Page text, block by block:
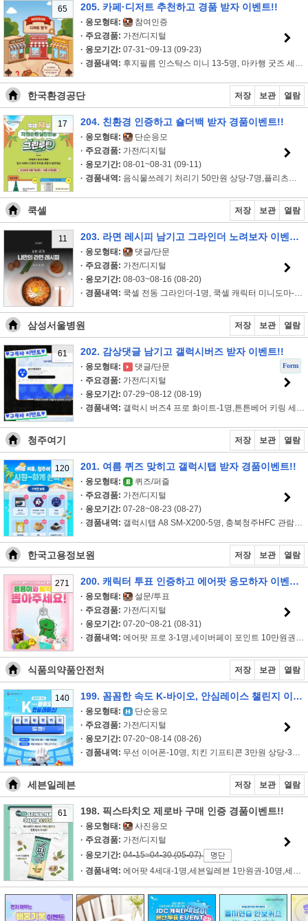
65 205. 카페·디저트 추천하고 경품 받자 이벤트!!
· 응모형태:
참여인증
· 주요경품: 가전/디지털
· 응모기간: 07-31~09-13 (09-23)
· 경품내역: 후지필름 인스탁스 미니 13-5명, 마카행 굿즈 세트-40명, 마가렛..
한국환경공단 저장 보관 열람
17 204. 친환경 인증하고 숄더백 받자 경품이벤트!!
· 응모형태:
단순응모
· 주요경품: 가전/디지털
· 응모기간: 08-01~08-31 (09-11)
· 경품내역: 음식물쓰레기 처리기 50만원 상당-7명,플리츠마마 숄더백-10명
쿡셀 저장 보관 열람
11 203. 라면 레시피 남기고 그라인더 노려보자 이벤트!!
· 응모형태:
댓글/단문
· 주요경품: 가전/디지털
· 응모기간: 08-03~08-16 (08-20)
· 경품내역: 쿡셀 전동 그라인더-1명, 쿡셀 캐릭터 미니도마-10명
삼성서울병원 저장 보관 열람
61 202. 감상댓글 남기고 갤럭시버즈 받자 이벤트!!
· 응모형태:
댓글/단문
· 주요경품: 가전/디지털
· 응모기간: 07-29~08-12 (08-19)
· 경품내역: 갤럭시 버즈4 프로 화이트-1명,튼튼베어 키링 세트-10명,투썸플..
Form
청주여기 저장 보관 열람
120 201. 여름 퀴즈 맞히고 갤럭시탭 받자 경품이벤트!!
· 응모형태:
퀴즈/퍼즐
· 주요경품: 가전/디지털
· 응모기간: 07-28~08-23 (08-27)
· 경품내역: 갤럭시탭 A8 SM-X200-5명, 충북청주HFC 관람권 1인 2매 사인볼-5명, ..
한국고용정보원 저장 보관 열람
271 200. 캐릭터 투표 인증하고 에어팟 응모하자 이벤트!!
· 응모형태:
설문/투표
· 주요경품: 가전/디지털
· 응모기간: 07-20~08-21 (08-31)
· 경품내역: 에어팟 프로 3-1명,네이버페이 포인트 10만원권-10명,올리브영 모..
식품의약품안전처 저장 보관 열람
140 199. 꼼꼼한 속도 K-바이오, 안심레이스 챌린지 이벤트!!
· 응모형태:
단순응모
· 주요경품: 가전/디지털
· 응모기간: 07-20~08-14 (08-26)
· 경품내역: 무선 이어폰-10명, 치킨 기프티콘 3만원 상당-30명,커피 기프티콘..
세븐일레븐 저장 보관 열람
61 198. 픽스타치오 제로바 구매 인증 경품이벤트!!
· 응모형태:
사진응모
· 주요경품: 가전/디지털
· 응모기간: 04-15~04-30 (05-07)
· 경품내역: 에어팟 4세대-1명,세븐일레븐 1만원권-10명,세븐일레븐 5천원권-5..